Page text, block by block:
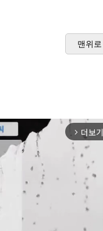
맨위로
arrow_forward_ios 더보기